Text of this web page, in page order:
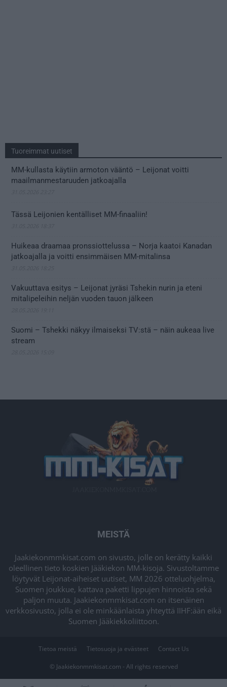
Tuoreimmat uutiset
MM-kullasta käytiin armoton vääntö – Leijonat voitti
maailmanmestaruuden jatkoajalla
Tässä Leijonien kentälliset MM-finaaliin!
Huikeaa draamaa pronssiottelussa – Norja kaatoi Kanadan
jatkoajalla ja voitti ensimmäisen MM-mitalinsa
Vakuuttava esitys – Leijonat jyräsi Tshekin nurin ja eteni
mitalipeleihin neljän vuoden tauon jälkeen
Suomi – Tshekki näkyy ilmaiseksi TV:stä – näin aukeaa live
stream
MEISTÄ
Jaakiekonmmkisat.com on sivusto, jolle on kerätty kaikki
oleellinen tieto koskien Jääkiekon MM-kisoja. Sivustoltamme
löytyvät Leijonat-aiheiset uutiset, MM 2026 otteluohjelma,
Suomen joukkue, kattava paketti lippujen hinnoista sekä
paljon muuta. Jaakiekonmmkisat.com on itsenäinen
verkkosivusto, jolla ei ole minkäänlaista yhteyttä IIHF:ään eikä
Suomen Jääkiekkoliittoon.
Tietoa meistä Tietosuoja ja evästeet Contact Us
© Jaakiekonmmkisat.com - All rights reserved